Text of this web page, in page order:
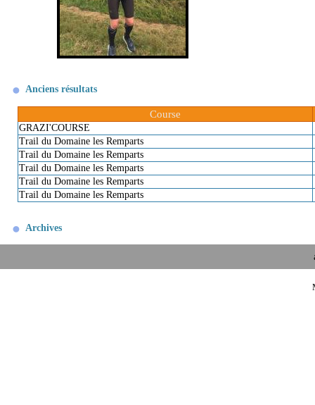
Anciens résultats
Course
GRAZI'COURSE
Trail du Domaine les Remparts
Trail du Domaine les Remparts
Trail du Domaine les Remparts
Trail du Domaine les Remparts
Trail du Domaine les Remparts
Archives